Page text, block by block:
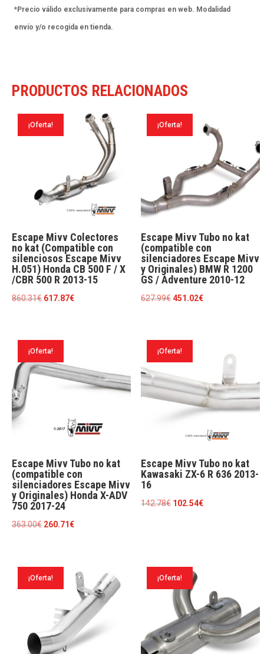
2007-
15
F
2008-
*Precio válido exclusivamente para compras en web. Modalidad
envío y/o recogida en tienda.
PRODUCTOS RELACIONADOS
¡Oferta!
Escape Mivv Colectores
no kat (Compatible con
silenciosos Escape Mivv
H.051) Honda CB 500 F / X
/CBR 500 R 2013-15
860.31€ El
617.87€El
¡Oferta!
Escape Mivv Tubo no kat
(compatible con
silenciadores Escape Mivv
y Originales) BMW R 1200
GS / Adventure 2010-12
627.99€El
451.02€El
451.02€.
¡Oferta!
Escape Mivv Tubo no kat
(compatible con
silenciadores Escape Mivv
y Originales) Honda X-ADV
750 2017-24
363.00€ El
era:
260.71€El
es:
260.71€.
¡Oferta!
Escape Mivv Tubo no kat
Kawasaki ZX-6 R 636 2013-
16
142.78€ El
102.54€El
¡Oferta! ¡Oferta!